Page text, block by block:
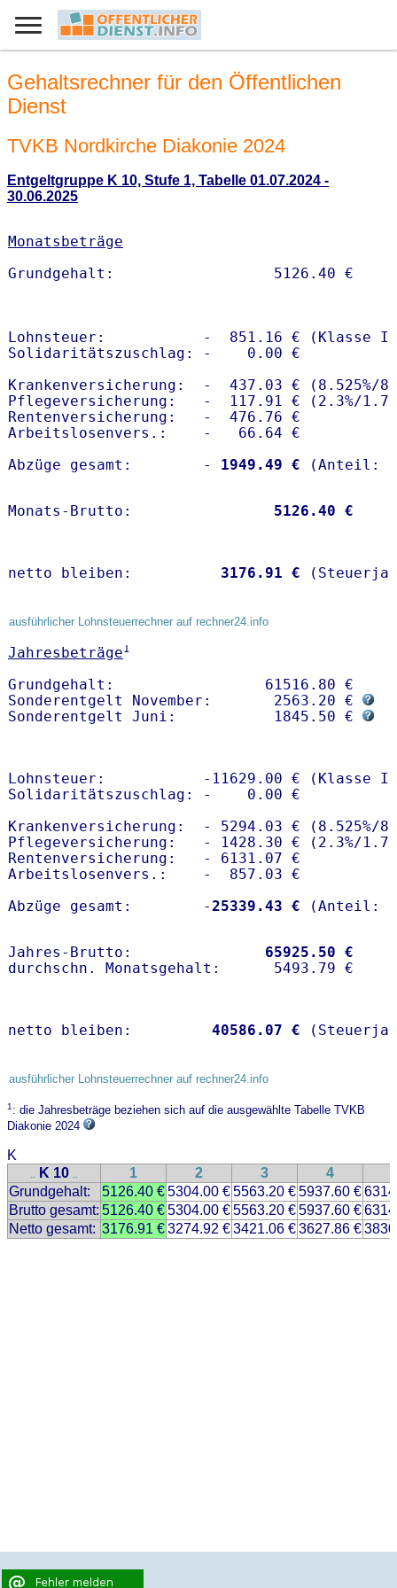
Gehaltsrechner für den Öffentlichen
Dienst
TVKB Nordkirche Diakonie 2024
Entgeltgruppe K 10, Stufe 1, Tabelle 01.07.2024 -
30.06.2025
Monatsbeträge
Lohnsteuer:           -  851.16 € (Klasse I)
Solidaritätszuschlag: -    0.00 €
Krankenversicherung:  -  437.03 € (8.525%/
Pflegeversicherung:   -  117.91 € (2.3%/
Rentenversicherung:   -  476.76 €
Arbeitslosenvers.:    -   66.64 €
Abzüge gesamt:        -
1949.49 €
Monats-Brutto: 5126.40 €
netto bleiben: 3176.91 €
ausführlicher Lohnsteuerrechner auf rechner24.info
Jahresbeträge1
Grundgehalt:                 61516.80 €
Sonderentgelt November:       2563.20 €
Sonderentgelt Juni:           1845.50 €
Lohnsteuer:           -11629.00 € (Klasse I)
Solidaritätszuschlag: -    0.00 €
Krankenversicherung:  - 5294.03 € (8.525%/
Pflegeversicherung:   - 1428.30 € (2.3%/
Rentenversicherung:   - 6131.07 €
Arbeitslosenvers.:    -  857.03 €
Abzüge gesamt:        -25339.43 €
Jahres-Brutto: 65925.50 €
netto bleiben: 40586.07 €
ausführlicher Lohnsteuerrechner auf rechner24.info
1: die Jahresbeträge beziehen sich auf die ausgewählte Tabelle TVKB
Diakonie 2024
K
.. K 10 .. 1 2 3 4
Grundgehalt:
5126.40 €5304.00 €5563.20 €5937.60 €
Brutto gesamt: 5126.40 €5304.00 €5563.20 €5937.60 €
Netto gesamt: 3176.91 €3274.92 €3421.06 €3627.86 €